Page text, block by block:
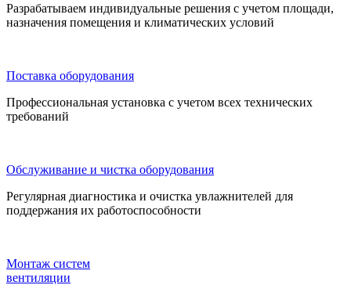
Разрабатываем индивидуальные решения с учетом площади,
назначения помещения и климатических условий
Поставка оборудования
Профессиональная установка с учетом всех технических
требований
Обслуживание и чистка оборудования
Регулярная диагностика и очистка увлажнителей для
поддержания их работоспособности
Монтаж систем
вентиляции